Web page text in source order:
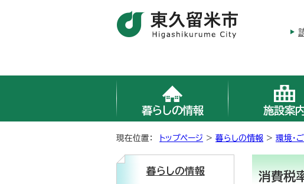
暮らしの情報 施設案
現在位置： トップページ > 暮らしの情報 > 環境・
消費税
暮らしの情報